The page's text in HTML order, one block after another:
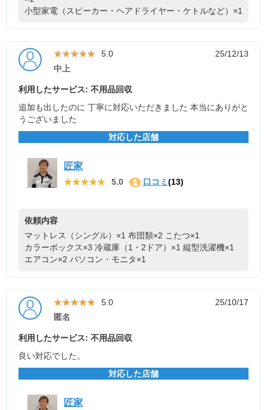
小型家電（スピーカー・ヘアドライヤー・ケトルなど）×1
★★★★★
★★★★★ 5.0
25/12/13
中上
利用したサービス: 不用品回収
追加も出したのに 丁寧に対応いただきました 本当にありがと
うございました
対応した店舗
匠家
★★★★★
★★★★★ 5.0 口コミ (13)
依頼内容
マットレス（シングル）×1 布団類×2 こたつ×1
カラーボックス×3 冷蔵庫（1・2ドア）×1 縦型洗濯機×1
エアコン×2 パソコン・モニタ×1
★★★★★
★★★★★ 5.0
25/10/17
匿名
利用したサービス: 不用品回収
良い対応でした。
対応した店舗
匠家